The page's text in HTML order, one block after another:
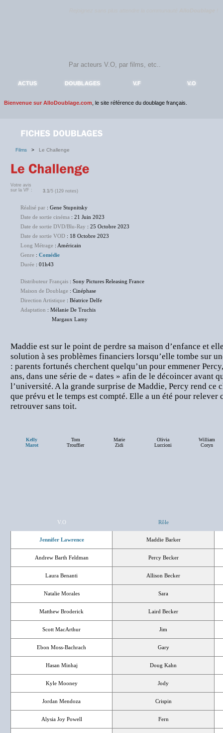
ACTUS DOUBLAGES V.F V.O
Bienvenue sur AlloDoublage.com , le site référence du doublage français.
Films > Le Challenge
Votre avis
sur la VF :
3.1 /5 (129 notes)
Réalisé par : Gene Stupnitsky
Date de sortie cinéma : 21 Juin 2023
Date de sortie DVD/Blu-Ray : 25 Octobre 2023
Date de sortie VOD : 18 Octobre 2023
Long Métrage : Américain
Genre : Comédie
Durée : 01h43
Distributeur Français : Sony Pictures Releasing France
Maison de Doublage : Cinéphase
Direction Artistique : Béatrice Delfe
Adaptation : Mélanie De Truchis
Margaux Lamy
Maddie est sur le point de perdre sa maison d’enfance et
solution à ses problèmes financiers lorsqu’elle tombe sur
: parents fortunés cherchent quelqu’un pour emmener
ans, dans une série de « dates » afin de le décoincer avant
l’université. A la grande surprise de Maddie, Percy rend ce
que prévu et le temps est compté. Elle a un été pour relever
retrouver sans toit.
Kelly
Marot
Tom
Trouffier
Marie
Zidi
Olivia
Luccioni
William
Coryn
V.O Rôle
Jennifer Lawrence Maddie Barker
Andrew Barth Feldman Percy Becker
Laura Benanti Allison Becker
Natalie Morales Sara
Matthew Broderick Laird Becker
Scott MacArthur Jim
Ebon Moss-Bachrach Gary
Hasan Minhaj Doug Kahn
Kyle Mooney Jody
Jordan Mendoza Crispin
Alysia Joy Powell Fern